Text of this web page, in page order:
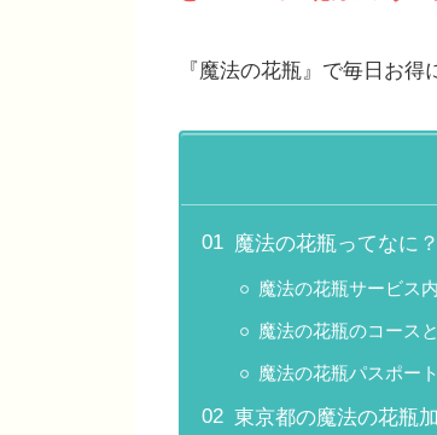
『魔法の花瓶』で毎日お
魔法の花瓶ってなに？
魔法の花瓶サービス
魔法の花瓶のコース
魔法の花瓶パスポー
東京都の魔法の花瓶